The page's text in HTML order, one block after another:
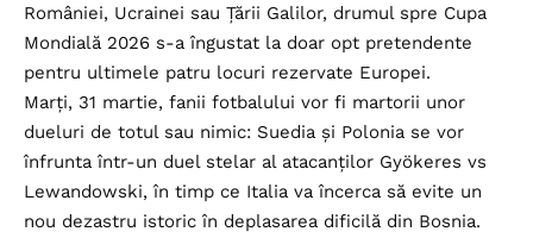
României, Ucrainei sau Țării Galilor, drumul spre Cupa
Mondială 2026 s-a îngustat la doar opt pretendente
pentru ultimele patru locuri rezervate Europei.
Marți, 31 martie, fanii fotbalului vor fi martorii unor
dueluri de totul sau nimic: Suedia și Polonia se vor
înfrunta într-un duel stelar al atacanților Gyökeres vs
Lewandowski, în timp ce Italia va încerca să evite un
nou dezastru istoric în deplasarea dificilă din Bosnia.